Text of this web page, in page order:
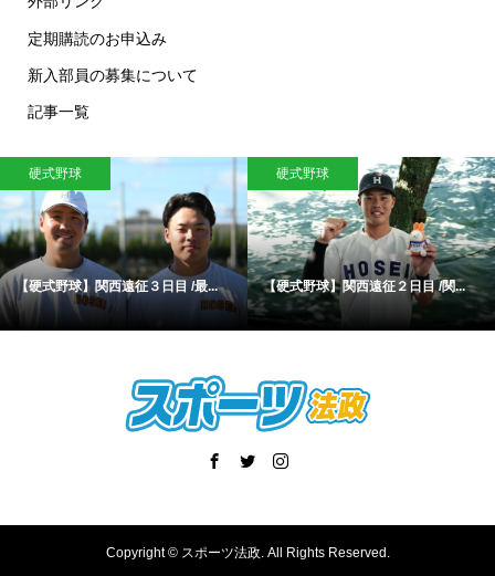
定期購読のお申込み
新入部員の募集について
記事一覧
硬式野球
【硬式野球】関西遠征３日目 /最...
硬式野球
【硬式野球】関西遠征２日目 /関...
Copyright ©スポーツ法政. All Rights Reserved.